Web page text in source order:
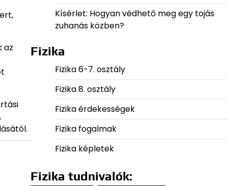
az
Kísérlet: Hogyan védhető meg egy tojás
zuhanás közben?
Fizika
Fizika 6-7. osztály
Fizika 8. osztály
Fizika érdekességek
Fizika fogalmak
Fizika képletek
Fizika tudnivalók: